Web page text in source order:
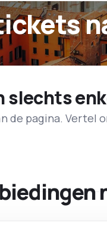
slechts
de pagina. Vertel